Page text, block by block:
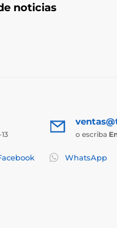
noticias
o escriba
WhatsApp